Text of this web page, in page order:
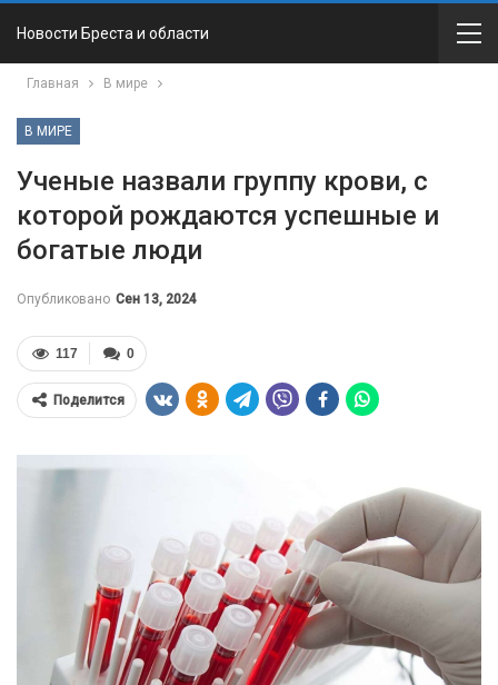
Новости Бреста и области
Главная В мире
В МИРЕ
Ученые назвали группу крови, с
которой рождаются успешные и
богатые люди
Опубликовано Сен 13, 2024
0
117
Поделится